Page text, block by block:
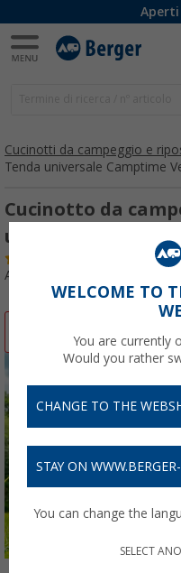
Cucinotti da campeggio e
Tenda universale Camptime
Cucinotto da
universale
Articolo n: 336840
WELCOME TO
You are currently
Would you rather
CHANGE TO THE
STAY ON
You can change the
SELECT